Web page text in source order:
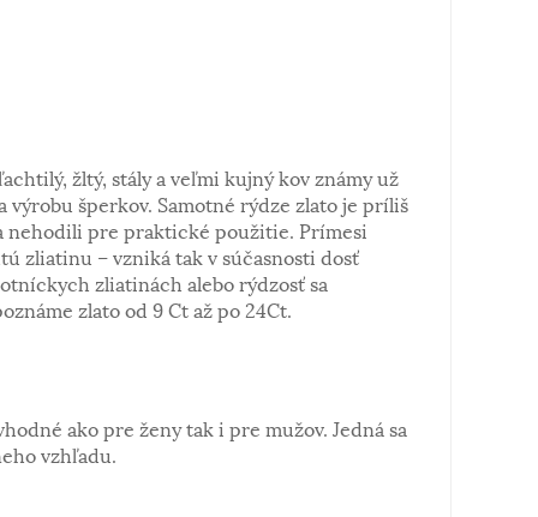
žltý, stály a veľmi kujný kov známy už
výrobu šperkov. Samotné rýdze zlato je príliš
nehodili pre praktické použitie. Prímesi
zliatinu – vzniká tak v súčasnosti dosť
zliatinách alebo rýdzosť sa
zlato od 9 Ct až po 24Ct.
ako pre ženy tak i pre mužov. Jedná sa
vzhľadu.